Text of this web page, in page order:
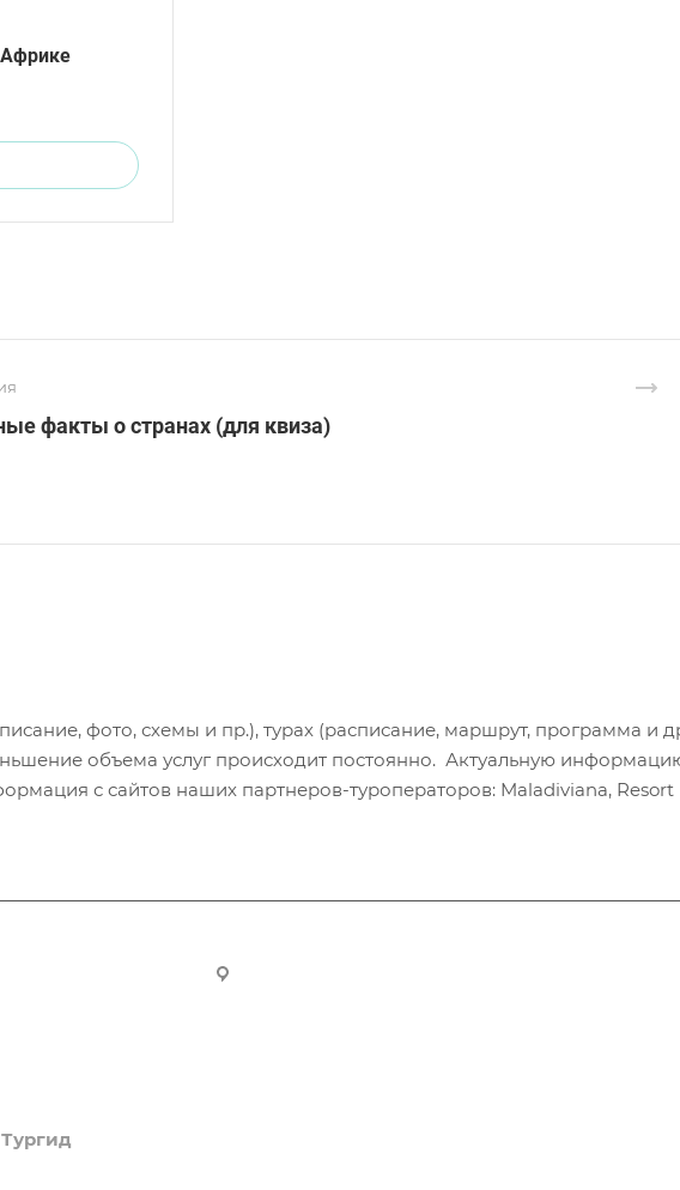
факты о странах (для квиза)
фото, схемы и пр.), турах (расписание, маршрут, программа и
объема услуг происходит постоянно. Актуальную
с сайтов наших партнеров-туроператоров: Maladiviana, Resort
Тургид